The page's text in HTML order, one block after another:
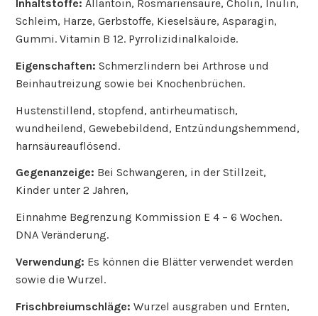
Inhaltstoffe: Allantoin, Rosmariensäure, Cholin, Inulin,
Schleim, Harze, Gerbstoffe, Kieselsäure, Asparagin,
Gummi. Vitamin B 12. Pyrrolizidinalkaloide.
Eigenschaften:Schmerzlindern bei Arthrose und
Beinhautreizung sowie bei Knochenbrüchen.
Hustenstillend, stopfend, antirheumatisch,
wundheilend, Gewebebildend, Entzündungshemmend,
harnsäureauflösend.
Gegenanzeige: Bei Schwangeren, in der Stillzeit,
Kinder unter 2 Jahren,
Einnahme Begrenzung Kommission E 4 – 6 Wochen.
DNA Veränderung.
Verwendung: Es können die Blätter verwendet werden
sowie die Wurzel.
Frischbreiumschläge: Wurzel ausgraben und Ernten,